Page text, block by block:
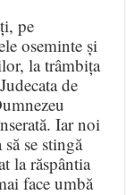
pe
oseminte și
la trâmbița
de
Iar noi
se stingă
la răspântia
face umbă